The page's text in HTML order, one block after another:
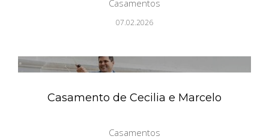
Casamentos
07.02.2026
Casamento de Cecilia e Marcelo
Casamentos